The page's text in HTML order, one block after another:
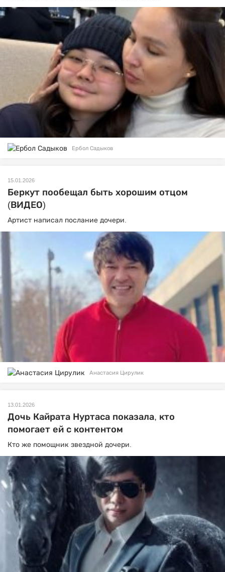
Ербол Садыков
15.01.2026
Беркут пообещал быть хорошим отцом
(ВИДЕО)
Артист написал послание дочери.
Анастасия Цирулик
13.01.2026
Дочь Кайрата Нуртаса показала, кто
помогает ей с контентом
Кто же помощник звездной дочери.